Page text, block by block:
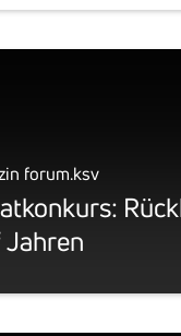
forum.ksv